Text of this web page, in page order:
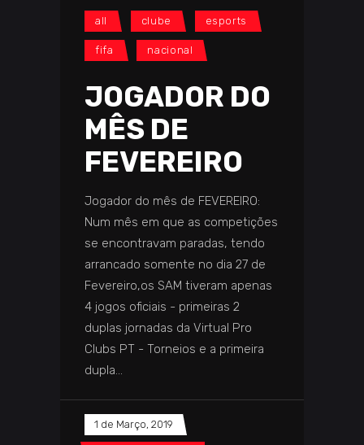
all clube esports
fifa nacional
JOGADOR DO
MÊS DE
FEVEREIRO
Jogador do mês de FEVEREIRO:
Num mês em que as competições
se encontravam paradas, tendo
arrancado somente no dia 27 de
Fevereiro,os SAM tiveram apenas
4 jogos oficiais - primeiras 2
duplas jornadas da Virtual Pro
Clubs PT - Torneios e a primeira
dupla
1 de Março, 2019